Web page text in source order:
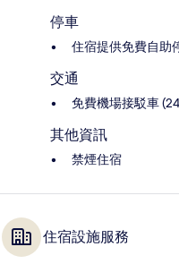
停車
住宿提供免費自助
交通
免費機場接駁車
其他資訊
禁煙住宿
住宿設施服務